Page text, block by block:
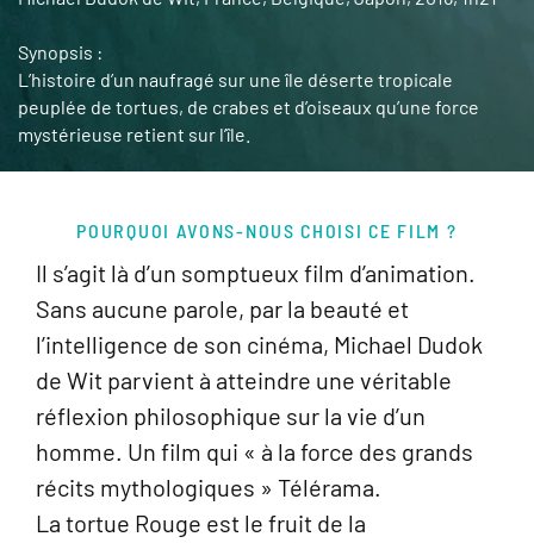
Synopsis :
L’histoire d’un naufragé sur une île déserte tropicale
peuplée de tortues, de crabes et d’oiseaux qu’une force
mystérieuse retient sur l’île.
POURQUOI AVONS-NOUS CHOISI CE FILM ?
Il s’agit là d’un somptueux film d’animation.
Sans aucune parole, par la beauté et
l’intelligence de son cinéma, Michael Dudok
de Wit parvient à atteindre une véritable
réflexion philosophique sur la vie d’un
homme. Un film qui « à la force des grands
récits mythologiques » Télérama.
La tortue Rouge est le fruit de la